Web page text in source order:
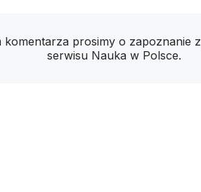
komentarza prosimy o zapoznanie z
serwisu Nauka w Polsce.